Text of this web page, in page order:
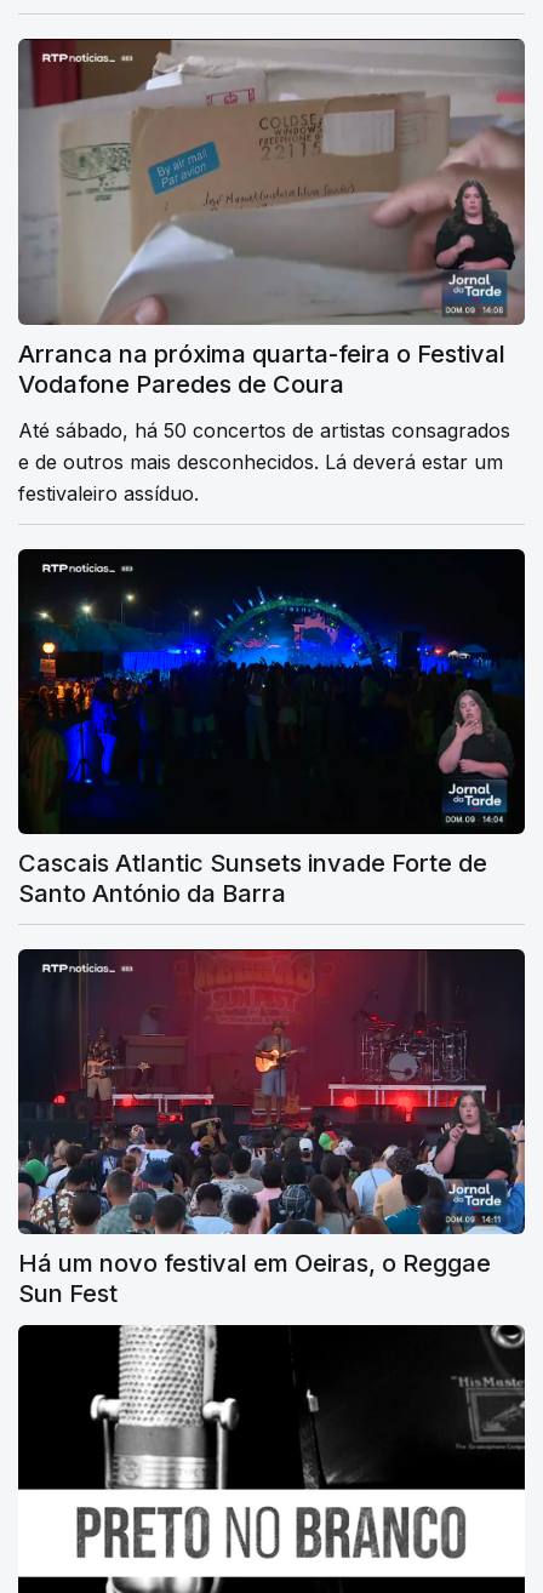
Arranca na próxima quarta-feira o Festival
Vodafone Paredes de Coura
Até sábado, há 50 concertos de artistas consagrados
e de outros mais desconhecidos. Lá deverá estar um
festivaleiro assíduo.
Cascais Atlantic Sunsets invade Forte de
Santo António da Barra
Há um novo festival em Oeiras, o Reggae
Sun Fest